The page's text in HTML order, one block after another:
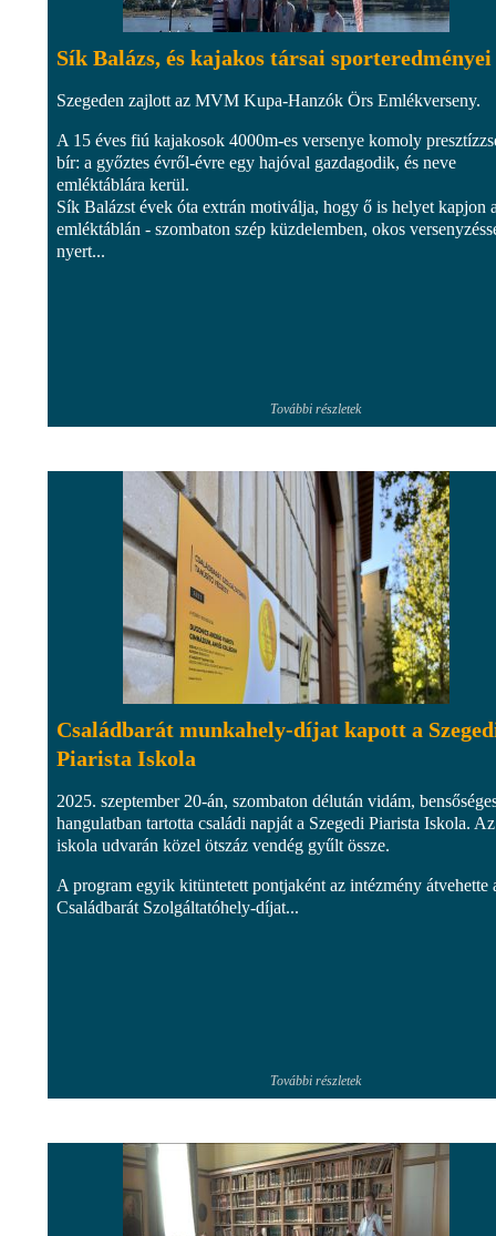
Sík Balázs, és kajakos társai sporteredményei
Szegeden zajlott az MVM Kupa-Hanzók Örs Emlékverseny.
A 15 éves fiú kajakosok 4000m-es versenye komoly
bír: a győztes évről-évre egy hajóval gazdagodik, és neve
emléktáblára kerül.
Sík Balázst évek óta extrán motiválja, hogy ő is helyet kapjon
emléktáblán - szombaton szép küzdelemben, okos
nyert...
További részletek
Családbarát munkahely-díjat kapott a
Piarista Iskola
2025. szeptember 20-án, szombaton délután vidám,
hangulatban tartotta családi napját a Szegedi Piarista Iskola. Az
iskola udvarán közel ötszáz vendég gyűlt össze.
A program egyik kitüntetett pontjaként az intézmény átvehette
Családbarát Szolgáltatóhely-díjat...
További részletek